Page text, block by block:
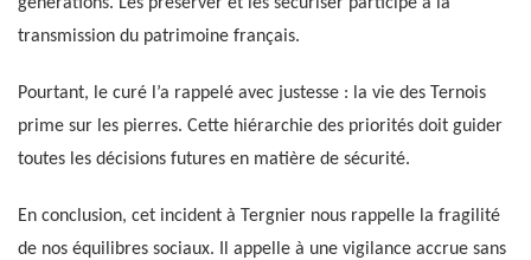
transmission du patrimoine français.
Pourtant, le curé l’a rappelé avec justesse : la vie des Ternois
prime sur les pierres. Cette hiérarchie des priorités doit guider
toutes les décisions futures en matière de sécurité.
En conclusion, cet incident à Tergnier nous rappelle la fragilité
de nos équilibres sociaux. Il appelle à une vigilance accrue sans